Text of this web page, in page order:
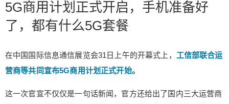
5G商用计划正式开启，手机准备好
了，都有什么5G套餐
在中国国际信息通信展览会31日上午的开幕式上， 工信部联合运
营商等共同宣布5G商用计划正式开始。
这一次官宣不仅仅是一句话新闻，官方还给出了国内三大运营商
5G商用计划正式开启，手机准备好
了，都有什么5G套餐
工信部联合运营商等共同宣布5G商用计划正式开